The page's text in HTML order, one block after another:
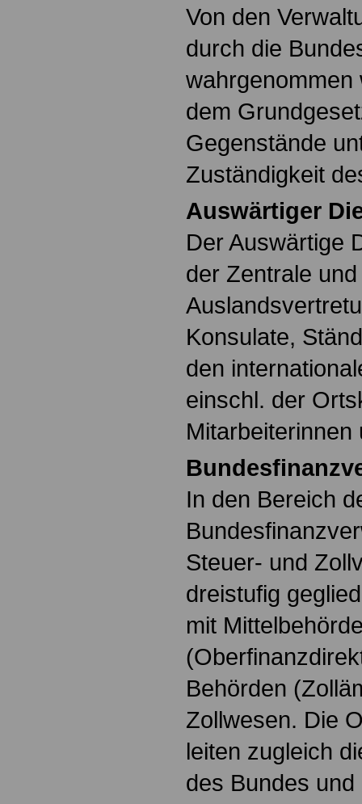
Von den
durch die
wahrgenommen
dem
Gegenstände
Zuständigkeit
Auswärtiger
Der Auswärtige
der Zentrale
Konsulate,
den
einschl. der
Mitarbeiterinnen
In den Bereich
Steuer- und
dreistufig
mit
Behörden
Zollwesen. Die
leiten zugleich
des Bundes